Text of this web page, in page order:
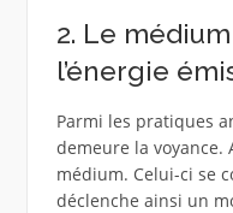
2. Le
l’énergie
Parmi les pratiques
demeure la voyance.
médium. Celui-ci se
déclenche ainsi un